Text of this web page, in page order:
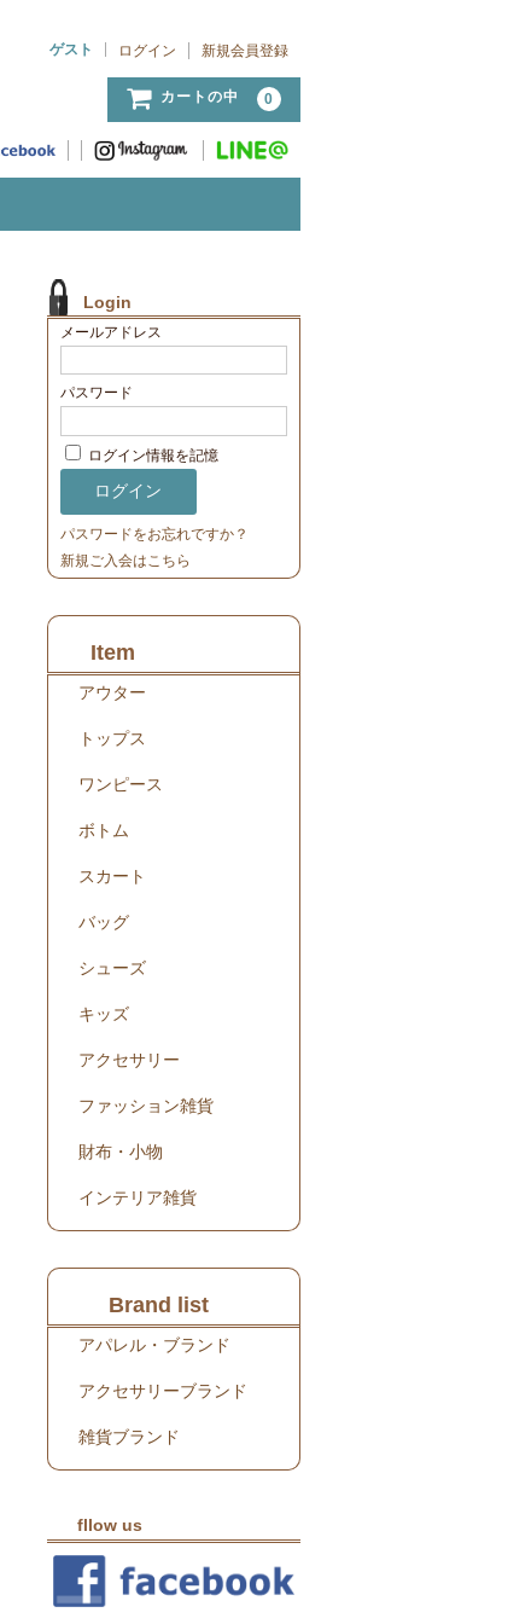
ゲスト
ログイン 新規会員登録
カートの中 0
Login
メールアドレス
パスワード
ログイン情報を記憶
パスワードをお忘れですか？
新規ご入会はこちら
Item
アウター
トップス
ワンピース
ボトム
スカート
バッグ
シューズ
キッズ
アクセサリー
ファッション雑貨
財布・小物
インテリア雑貨
Brand list
アパレル・ブランド
アクセサリーブランド
雑貨ブランド
fllow us